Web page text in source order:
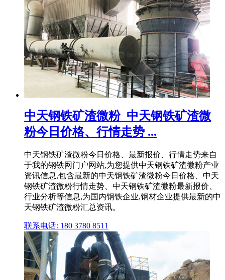
中天钢铁矿渣微粉_中天钢铁矿渣微
粉今日价格、行情走势 ...
中天钢铁矿渣微粉今日价格、最新报价、行情走势来自
于我的钢铁网门户网站,为您提供中天钢铁矿渣微粉产业
资讯信息,包含最新的中天钢铁矿渣微粉今日价格、中天
钢铁矿渣微粉行情走势、中天钢铁矿渣微粉最新报价、
行业分析等信息,为国内钢铁企业,钢材企业提供最新的中
天钢铁矿渣微粉汇总资讯。
联系电话: 180 3780 8511